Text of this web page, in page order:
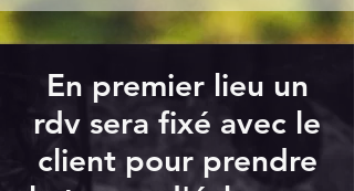
En premier lieu un
rdv sera fixé avec le
client pour prendre